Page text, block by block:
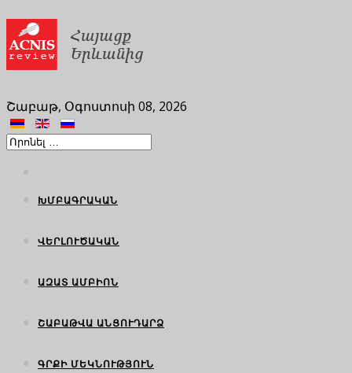
Շաբաթ, Օգոստոսի 08, 2026
ԽՄԲԱԳՐԱԿԱՆ
ՎԵՐԼՈՒԾԱԿԱՆ
ԱԶԱՏ ԱՄԲԻՈՆ
ՇԱԲԱԹՎԱ ԱՆՑՈՒԴԱՐՁ
ԳՐՔԻ ՄԵԿՆՈՒԹՅՈՒՆ